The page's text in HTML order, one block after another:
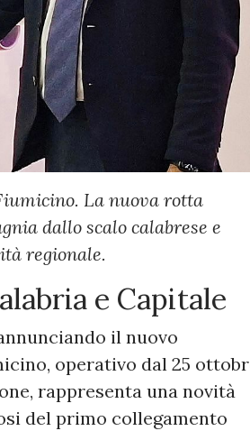
La nuova rotta
dallo scalo calabrese e
regionale.
e Capitale
il nuovo
operativo dal 25
rappresenta una novità
del primo collegamento